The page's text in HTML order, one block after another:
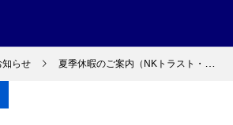
知らせ 夏季休暇のご案内（NKトラスト・NKマネージメント・NKフューチャービジョン）